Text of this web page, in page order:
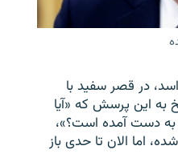
دونالد تامپ که روز پنجشنبه ۱۵ اسد، در قصر سفید با
به این پرسش که «آیا
به دست آمده است؟»،
اما الان تا حدی باز